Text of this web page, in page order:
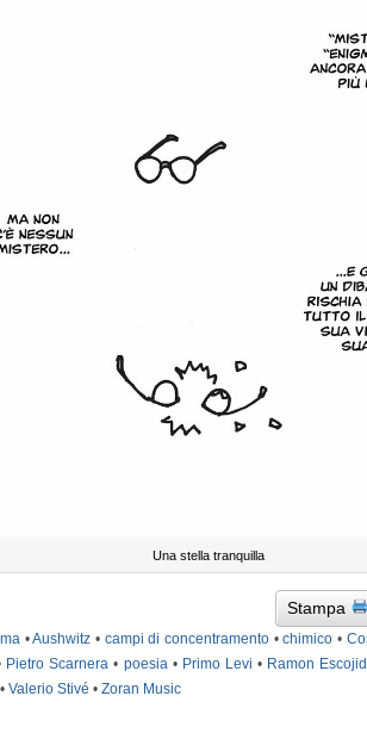
Una stella tranquilla
Stampa
•Aushwitz • campi di concentramento •chimico •
Pietro Scarnera • poesia• Primo Levi • Ramon
Valerio Stivé • Zoran Music